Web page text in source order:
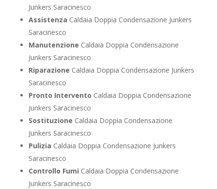
Junkers Saracinesco
Assistenza Caldaia Doppia Condensazione Junkers
Saracinesco
Manutenzione Caldaia Doppia Condensazione
Junkers Saracinesco
Riparazione Caldaia Doppia Condensazione Junkers
Saracinesco
Pronto Intervento Caldaia Doppia Condensazione
Junkers Saracinesco
Sostituzione Caldaia Doppia Condensazione
Junkers Saracinesco
Pulizia Caldaia Doppia Condensazione Junkers
Saracinesco
Controllo Fumi Caldaia Doppia Condensazione
Junkers Saracinesco